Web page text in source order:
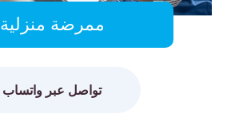
ممرضة منزلية
تواصل عبر واتساب